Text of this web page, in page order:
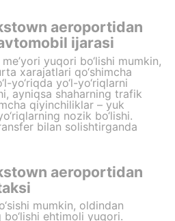
aeroportidan
ijarasi
yuqori bo‘lishi mumkin,
xarajatlari qo‘shimcha
yo‘riqda yo‘l-yo‘riqlarni
ayniqsa shaharning trafik
qiyinchiliklar – yuk
nozik bo‘lishi.
bilan solishtirganda
aeroportidan
mumkin, oldindan
ehtimoli yuqori.